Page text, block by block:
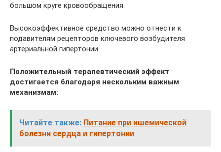
большом круге кровообращения.
Высокоэффективное средство можно отнести к
подавителям рецепторов ключевого возбудителя
артериальной гипертонии
Положительный терапевтический эффект
достигается благодаря нескольким важным
механизмам:
Читайте также: Питание при ишемической
болезни сердца и гипертонии